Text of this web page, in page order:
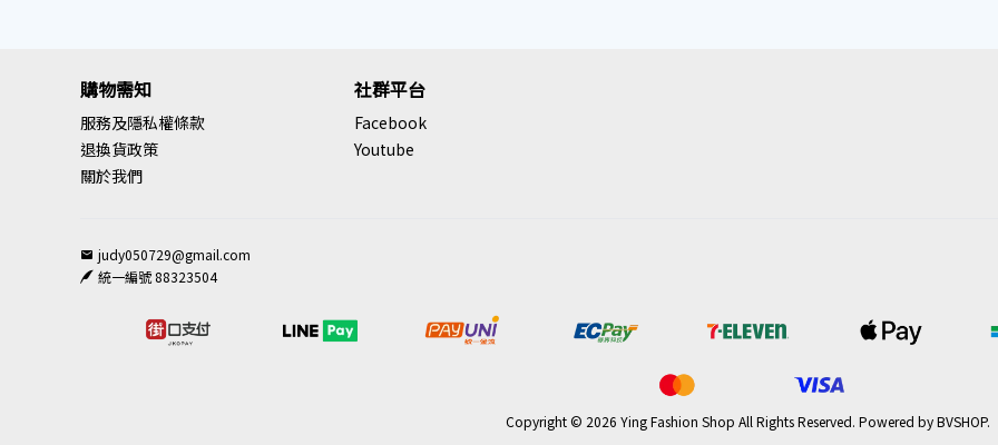
購物需知
服務及隱私權條款
退換貨政策
關於我們
社群平台
Facebook
Youtube
judy050729@gmail.com
統一編號 88323504
Copyright © 2026 Ying Fashion Shop All Rights Reserved.Powered byBVSHOP.